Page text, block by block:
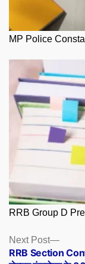
MP Police
RRB Group D
Posts
navigation
Next Post
Next
post:
RRB Section